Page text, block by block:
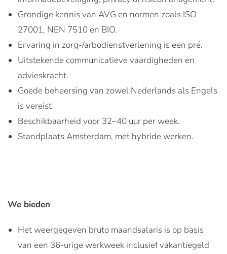
Grondige kennis van AVG en normen zoals ISO
27001, NEN 7510 en BIO.
Ervaring in zorg-/arbodienstverlening is een pré.
Uitstekende communicatieve vaardigheden en
advieskracht.
Goede beheersing van zowel Nederlands als Engels
is vereist
Beschikbaarheid voor 32–40 uur per week.
Standplaats Amsterdam, met hybride werken.
We bieden
Het weergegeven bruto maandsalaris is op basis
van een 36-urige werkweek inclusief vakantiegeld